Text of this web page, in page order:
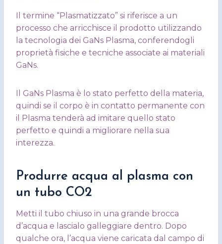
Il termine “Plasmatizzato” si riferisce a un
processo che arricchisce il prodotto utilizzando
la tecnologia dei GaNs Plasma, conferendogli
proprietà fisiche e tecniche associate ai materiali
GaNs.
Il GaNs Plasma è lo stato perfetto della materia,
quindi se il corpo è in contatto permanente con
il Plasma tenderà ad imitare quello stato
perfetto e quindi a migliorare nella sua
interezza.
Produrre acqua al plasma con
un tubo CO2
Metti il tubo chiuso in una grande brocca
d’acqua e lascialo galleggiare dentro. Dopo
qualche ora, l’acqua viene caricata dal campo di